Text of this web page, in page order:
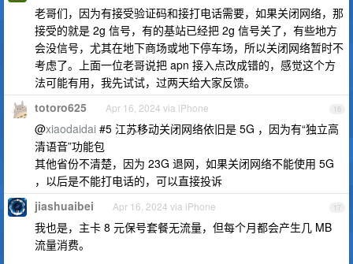
老哥们，因为有接受验证码和接打电话需要，如果关闭网络，那
接受的就是 2g 信号，有的基站已经把 2g 信号关了，有些地方
会没信号，尤其在地下商场或地下停车场，所以关闭网络暂时不
考虑了。上面一位老哥说把 apn 接入点改成错的，感觉这个方
法可能有用，我先试试，过两天给大家反馈。
16
totoro625 Apr 16, 2024 via iPhone
@xiaodaidai #5 江苏移动关闭网络依旧是 5G ，因为有“独立高
清语音”功能包
其他省份不清楚，因为 23G 退网，如果关闭网络不能使用 5G
，以后是不能打电话的，可以直接投诉
17
jiashuaibei Apr 16, 2024 via iPhone
我也是，主卡 8 元保号套餐无流量，但每个月都会产生几 MB
流量消费。